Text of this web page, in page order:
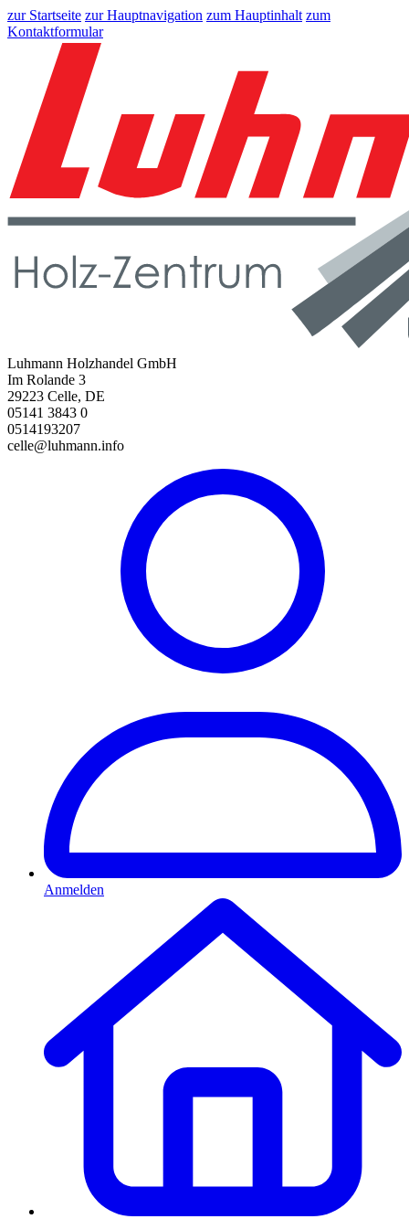
zur Startseite zur Hauptnavigation zum Hauptinhalt zum
Kontaktformular
Luhmann Holzhandel GmbH
Im Rolande 3
29223 Celle, DE
05141 3843 0
0514193207
celle@luhmann.info
Anmelden